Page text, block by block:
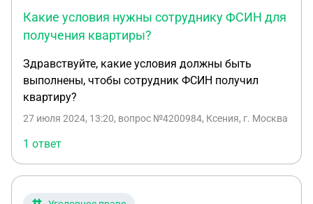
Какие условия нужны сотруднику ФСИН для
получения квартиры?
Здравствуйте, какие условия должны быть
выполнены, чтобы сотрудник ФСИН получил
квартиру?
27 июля 2024, 13:20, вопрос №4200984, Ксения, г. Москва
1 ответ